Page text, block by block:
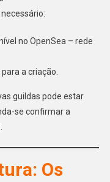
no OpenSea – rede
para a criação.
guildas pode estar
se confirmar a
Os